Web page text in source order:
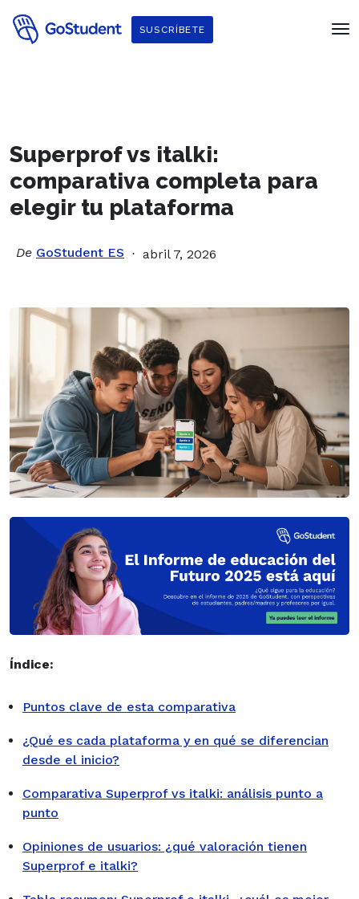
SUSCRÍBETE
Superprof vs italki:
comparativa completa para
elegir tu plataforma
De GoStudent ES abril 7, 2026
Índice:
Puntos clave de esta comparativa
¿Qué es cada plataforma y en qué se diferencian
desde el inicio?
Comparativa Superprof vs italki: análisis punto a
punto
Opiniones de usuarios: ¿qué valoración tienen
Superprof e italki?